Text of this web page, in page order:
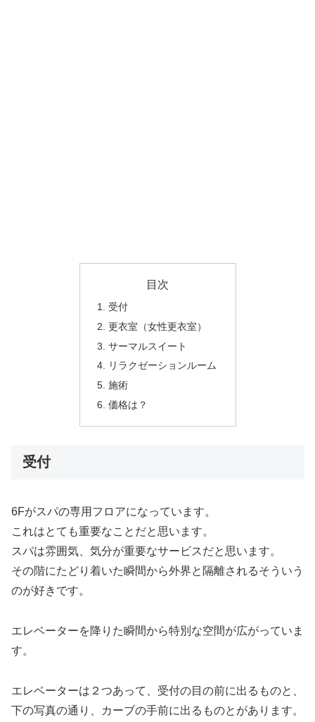
目次
受付
更衣室（女性更衣室）
サーマルスイート
リラクゼーションルーム
施術
価格は？
受付
6Fがスパの専用フロアになっています。
これはとても重要なことだと思います。
スパは雰囲気、気分が重要なサービスだと思います。
その階にたどり着いた瞬間から外界と隔離されるそういう
のが好きです。
エレベーターを降りた瞬間から特別な空間が広がっていま
す。
エレベーターは２つあって、受付の目の前に出るものと、
下の写真の通り、カーブの手前に出るものとがあります。